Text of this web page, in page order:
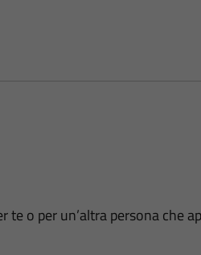
o per un’altra persona che